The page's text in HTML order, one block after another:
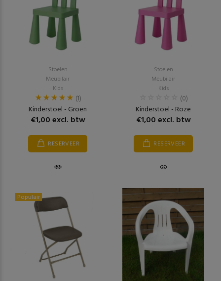
Stoelen
Meubilair
Kids
(1)
Kinderstoel - Groen
€1,00 excl. btw
RESERVEER
Stoelen
Meubilair
Kids
(0)
Kinderstoel - Roze
€1,00 excl. btw
RESERVEER
Populair